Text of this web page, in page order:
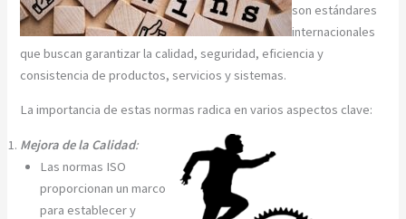
son estándares
internacionales
que buscan garantizar la calidad, seguridad, eficiencia y
consistencia de productos, servicios y sistemas.
La importancia de estas normas radica en varios aspectos clave:
Mejora de la Calidad:
Las normas ISO
proporcionan un marco
para establecer y